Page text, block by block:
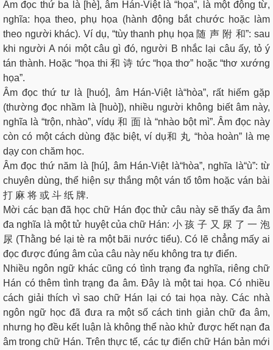
Âm đọc thứ ba là [hè], âm Hán-Việt là “họa”, là một động từ,
nghĩa: họa theo, phụ họa (hành động bắt chước hoặc làm
theo người khác). Ví dụ, “tùy thanh phụ họa 随 声 附 和”: sau
khi người A nói một câu gì đó, người B nhắc lại câu ấy, tỏ ý
tán thành. Hoặc “họa thi 和 诗 tức “họa thơ” hoặc “thơ xướng
họa”.
Âm đọc thứ tư là [huó], âm Hán-Việt là“hòa”, rất hiếm gặp
(thường đọc nhầm là [huò]), nhiều người không biết âm này,
nghĩa là “trộn, nhào”, vídụ 和 面 là “nhào bột mì”. Âm đọc này
còn có một cách dùng đặc biệt, ví dụ和 丸 “hòa hoàn” là mẹ
dạy con chăm học.
Âm đọc thứ năm là [hú], âm Hán-Việt là“hòa”, nghĩa là“ù”: từ
chuyên dùng, thể hiện sự thắng một ván tổ tôm hoặc ván bài
打 麻 将 或 斗 纸 牌.
Mời các bạn đã học chữ Hán đọc thử câu này sẽ thấy đa âm
đa nghĩa là một tử huyệt của chữ Hán: 小 孩 子 又 尿 了 一 泡
尿 (Thằng bé lại tè ra một bãi nước tiểu). Có lẽ chẳng mấy ai
đọc được đúng âm của câu này nếu không tra tự điển.
Nhiều ngôn ngữ khác cũng có tình trạng đa nghĩa, riêng chữ
Hán có thêm tình trạng đa âm. Đây là một tai họa. Có nhiều
cách giải thích vì sao chữ Hán lại có tai họa này. Các nhà
ngôn ngữ học đã đưa ra một số cách tinh giản chữ đa âm,
nhưng họ đều kết luận là không thể nào khử được hết nạn đa
âm trong chữ Hán. Trên thực tế, các tự điển chữ Hán bản mới